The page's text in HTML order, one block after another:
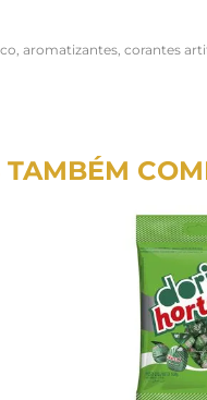
aromatizantes, corantes
TAMBÉM